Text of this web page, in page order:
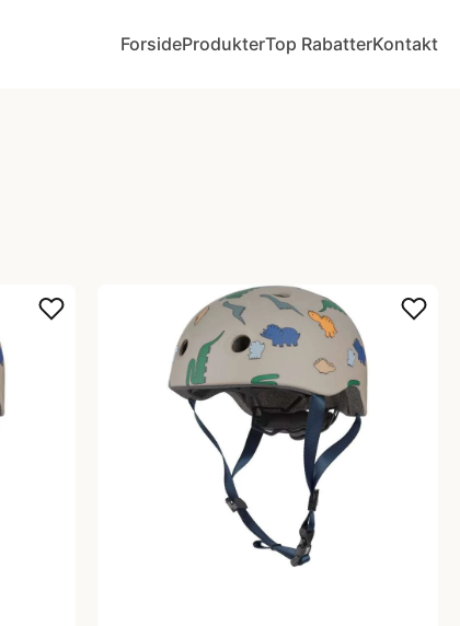
ForsideProdukterTop RabatterKontakt